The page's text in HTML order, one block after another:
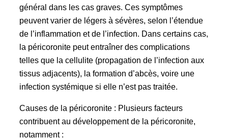
général dans les cas graves. Ces symptômes
peuvent varier de légers à sévères, selon l’étendue
de l’inflammation et de l’infection. Dans certains cas,
la péricoronite peut entraîner des complications
telles que la cellulite (propagation de l’infection aux
tissus adjacents), la formation d’abcès, voire une
infection systémique si elle n’est pas traitée.
Causes de la péricoronite : Plusieurs facteurs
contribuent au développement de la péricoronite,
notamment :